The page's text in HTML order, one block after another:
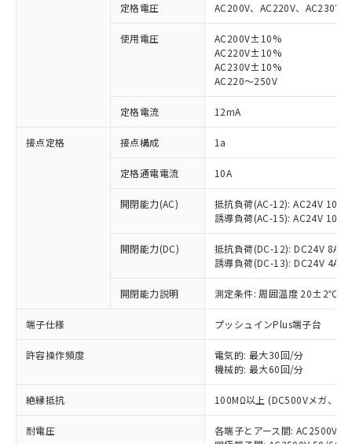
定格電圧 AC200V、AC220V、AC230V
使用電圧
AC200V±10%
AC220V±10%
AC230V±10%
AC220～250V
定格電流 12mA
接点定格 接点構成 1a
定格通電電流 10A
開閉能力(AC)
抵抗負荷(AC-12): AC24V 10A/
誘導負荷(AC-15): AC24V
開閉能力(DC)
抵抗負荷(DC-12): DC24V 8A/
誘導負荷(DC-13): DC24V 4A/
開閉能力説明 測定条件: 周囲温度 20±2℃、
端子仕様 プッシュインPlus端子台
許容操作頻度
電気的: 最大30回/分
機械的: 最大60回/分
絶縁抵抗 100MΩ以上 (DC500Vメガ、点
耐電圧
各端子とアース間: AC2500V
ご利用条件
以下の条件をお読みいただき、同意のうえ
本サービスは、当社制御機器事業取扱
商品の当社在庫状況および標準価格
(税抜)を提供させていただくもので
当社制御機器事業取扱商品の中には、
本サービスの対象外となる商品もある
ことをご了承ください。
在庫状況および標準価格照会結果は、
記載している更新日時点での社内デー
タに基づき作成されるものであり、閲
準価格とは異なる場合があることをご
対応済み：EU RoHS指令（10物質）の
非含有に対応した製品が提供可能な商品で
対応予定：EU RoHS指令（10物質）の非含
有に対応した製品に切り替える予定のある
対応予定なし：EU RoHS指令（10物質）の
非含有に非対応の商品で、対応品を出す予
調査・確認中：EU RoHS指令（10物質）の
非含有の対応状況を調査中または確認中の
非該当品：ライセンス料など無形物で、有
害物質有無と関係のない商品です。
仕入先様の事情により、非含有部品として
いたものが、含有品と判明した場合などや
むを得ず変更することがあります。
*EU RoHS指令（10物質）：
鉛(Pb) 1000ppm以下、 水銀(Hg) 1000ppm以下、 カド
六価クロム(Cr(Ⅵ)) 1000ppm以下、ポリ臭化ビフェニル
「○」：最大均質材料含有率が中国RoHSの
基準値以下であることを示します。
「×」：最大均質材料含有率が中国RoHSの
基準値を超えていることを示します。
「－」：未確認です。当社販売部門へお問
当社は、これら貴社製品のうち、外国
為替および外国貿易法に定める商品
（以下｢規制貨物等」という）を輸出
または国外への提供する場合は、日本
国政府の輸出許可(または役務取引許
可)を取得するなどの必要な手続きを